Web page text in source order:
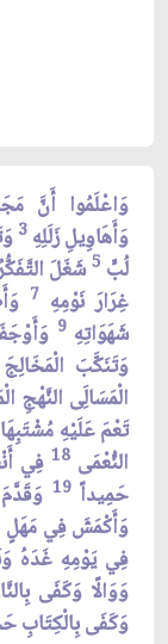
وَاعْلَمُوا أَنَّ
وَأَهَاوِيلِ زَلَلِهِ 3
لُبٍّ 5شَغَلَ
غِرَارَ نَوْمِهِ 7
شَهَوَاتِهِ9
وَتَنَكَّبَ
الْمَسَالَِى النَّهْجِ
تَعْمَ عَلَيْهِ
النُّعْمَى 18 فِي
حَمِيداً19
وَأَكْمَشَ فِي مَهَلٍ
فِي يَوْمِهِ غَدَهُ
وَوَالًا وَكَفَى
وَكَفَى بِالْكِتَابِ